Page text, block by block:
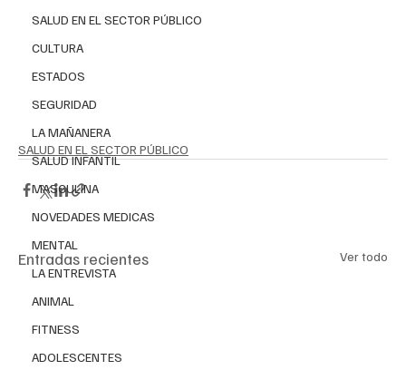
SALUD EN EL SECTOR PÚBLICO
CULTURA
ESTADOS
SEGURIDAD
LA MAÑANERA
SALUD INFANTIL
MASCULINA
NOVEDADES MEDICAS
MENTAL
LA ENTREVISTA
ANIMAL
FITNESS
ADOLESCENTES
SALUD EN EL SECTOR PÚBLICO
Entradas recientes Ver todo